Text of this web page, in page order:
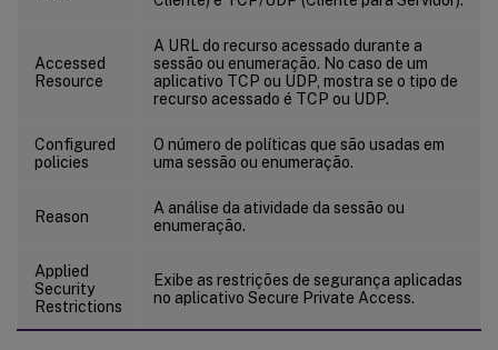
Accessed
Resource
A URL do recurso acessado durante a
sessão ou enumeração. No caso de um
aplicativo TCP ou UDP, mostra se o tipo de
recurso acessado é TCP ou UDP.
Configured
policies
O número de políticas que são usadas em
uma sessão ou enumeração.
Reason
A análise da atividade da sessão ou
enumeração.
Applied
Security
Restrictions
Exibe as restrições de segurança aplicadas
no aplicativo Secure Private Access.